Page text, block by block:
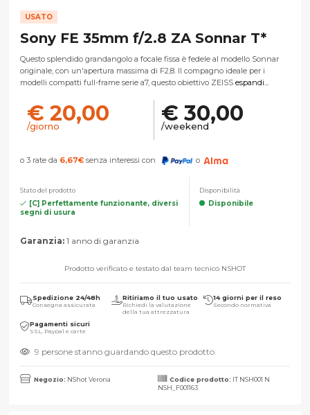
USATO
Sony FE 35mm f/2.8 ZA Sonnar T*
Questo splendido grandangolo a focale fissa è fedele al modello Sonnar
originale, con un'apertura massima di F2,8. Il compagno ideale per i
modelli compatti full-frame serie a7, questo obiettivo ZEISS espandi...
€ 20,00
/giorno € 30,00
/weekend
o 3 rate da 6,67€ senza interessi con o
Stato del prodotto
[C] Perfettamente funzionante, diversi
segni di usura
Disponibilità
Disponibile
Garanzia: 1 anno di garanzia
Prodotto verificato e testato dal team tecnico NSHOT
Spedizione 24/48h
Consegna assicurata
Ritiriamo il tuo usato
Richiedi la valutazione
della tua attrezzatura
14 giorni per il reso
Secondo normativa
Pagamenti sicuri
SSL, Paypal e carte
9 persone stanno guardando questo prodotto
Negozio: NShot Verona Codice prodotto: IT NSH001 N
NSH_F001163